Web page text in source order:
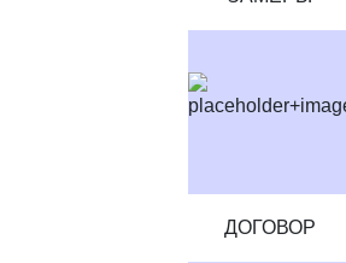
ДОГОВОР